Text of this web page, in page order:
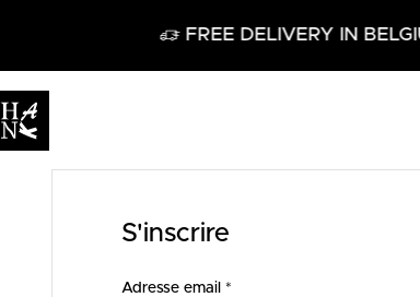
FREE DELIVERY IN BELGIUM FROM 60€
S'inscrire
Adresse email *